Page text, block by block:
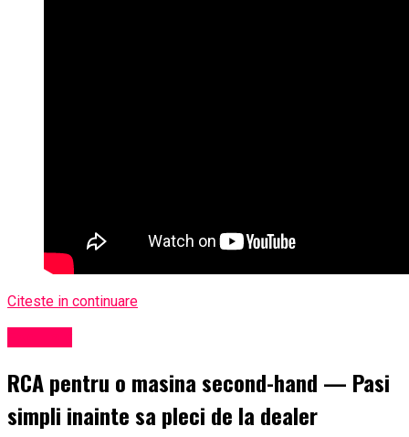
Citeste in continuare
RCA pentru o masina second-hand — Pasi
simpli inainte sa pleci de la dealer